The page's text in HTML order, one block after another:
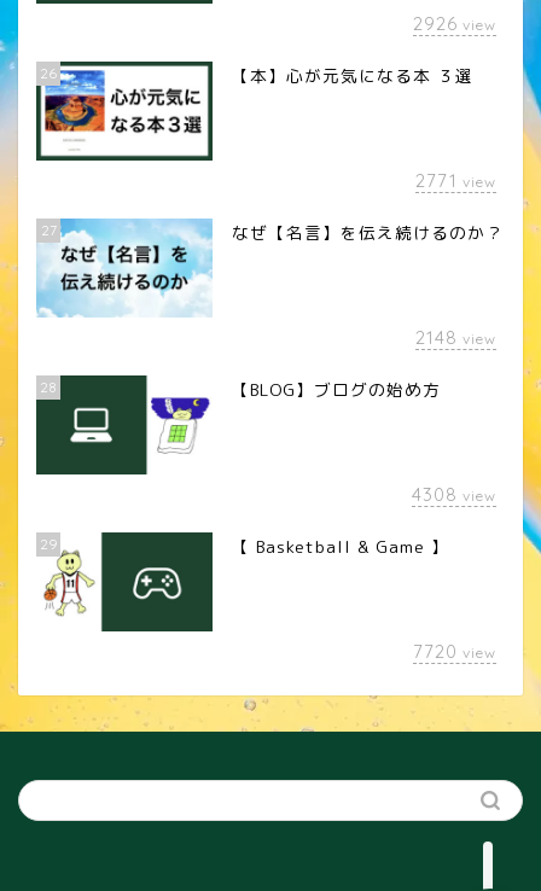
2926 view
26 【本】心が元気になる本 ３選
2771 view
27 なぜ【名言】を伝え続けるのか？
2148 view
28 【BLOG】ブログの始め方
4308 view
29 【 Basketball & Game 】
7720 view
カメラレンズ
YouTube